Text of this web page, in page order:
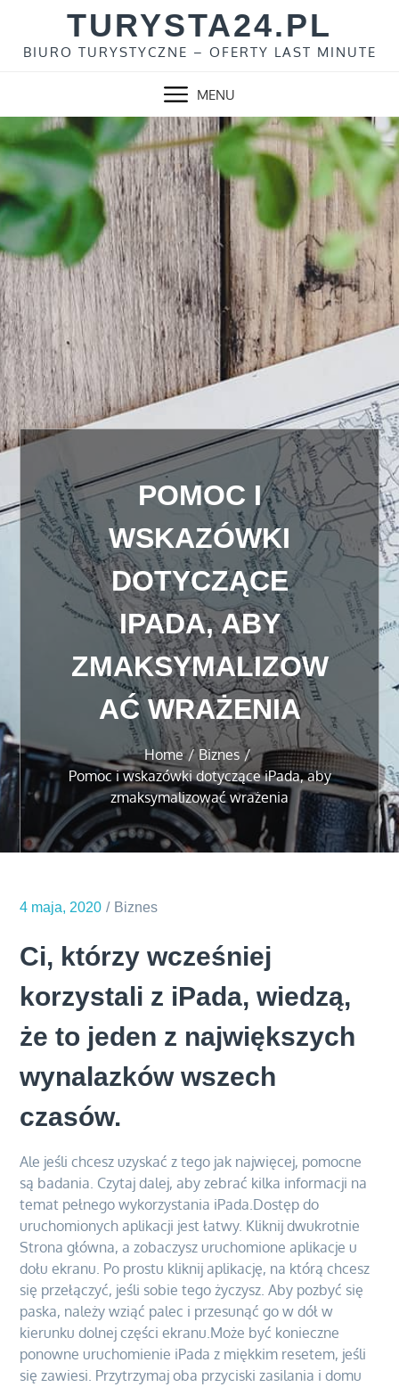
content
TURYSTA24.PL
BIURO TURYSTYCZNE – OFERTY LAST MINUTE
MENU
POMOC I
WSKAZÓWKI
DOTYCZĄCE
IPADA, ABY
ZMAKSYMALIZOW
AĆ WRAŻENIA
Home
Biznes
Pomoc i wskazówki dotyczące iPada, aby
zmaksymalizować wrażenia
4 maja, 2020 Biznes
Ci, którzy wcześniej
korzystali z iPada, wiedzą,
że to jeden z największych
wynalazków wszech
czasów.
Ale jeśli chcesz uzyskać z tego jak najwięcej, pomocne
są badania. Czytaj dalej, aby zebrać kilka informacji na
temat pełnego wykorzystania iPada.Dostęp do
uruchomionych aplikacji jest łatwy. Kliknij dwukrotnie
Strona główna, a zobaczysz uruchomione aplikacje u
dołu ekranu. Po prostu kliknij aplikację, na którą chcesz
się przełączyć, jeśli sobie tego życzysz. Aby pozbyć się
paska, należy wziąć palec i przesunąć go w dół w
kierunku dolnej części ekranu.Może być konieczne
ponowne uruchomienie iPada z miękkim resetem, jeśli
się zawiesi. Przytrzymaj oba przyciski zasilania i domu